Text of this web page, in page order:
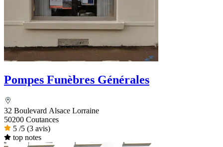
Pompes Funèbres Générales
32 Boulevard Alsace Lorraine
50200 Coutances
5 /5 (3 avis)
top notes